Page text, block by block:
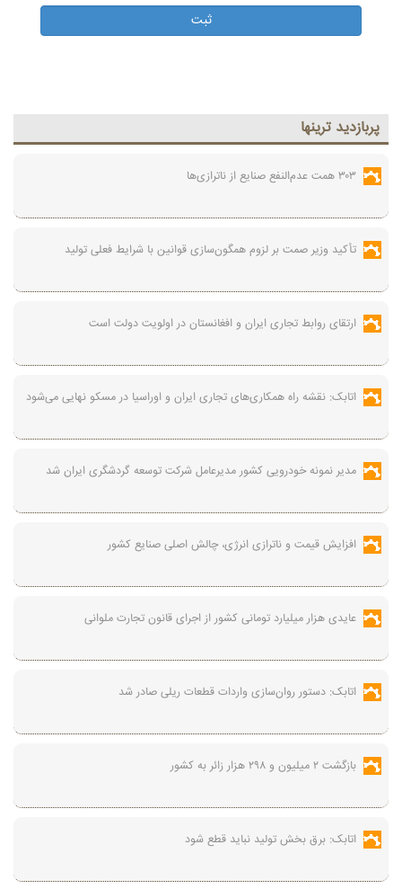
پربازديد ترينها
۳۰۳ همت عدم‌النفع صنایع از ناترازی‌ها
تأکید وزیر صمت بر لزوم همگون‌سازی قوانین با شرایط فعلی تولید
ارتقای روابط تجاری ایران و افغانستان در اولویت دولت است
اتابک: نقشه راه همکاری‌های تجاری ایران و اوراسیا در مسکو نهایی می‌شود
مدیر نمونه خودرویی کشور مدیرعامل شرکت توسعه گردشگری ایران شد
افزایش قیمت و ناترازی انرژی، چالش اصلی صنایع کشور
عایدی هزار میلیارد تومانی کشور از اجرای قانون تجارت ملوانی
اتابک: دستور روان‌سازی واردات قطعات ریلی صادر شد
بازگشت ۲ میلیون و ۲۹۸ هزار زائر به کشور
اتابک: برق بخش تولید نباید قطع شود